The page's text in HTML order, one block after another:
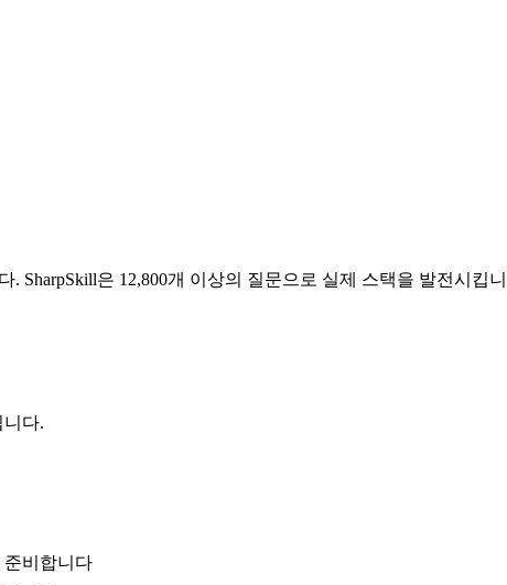
. SharpSkill은 12,800개 이상의 질문으로 실제 스택을 발전시킵
다.
비합니다